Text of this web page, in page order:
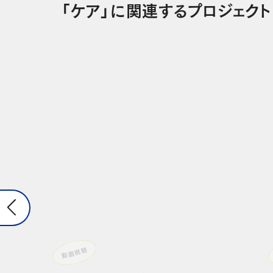
「ケア」に関連するプロジェクト
動画視聴